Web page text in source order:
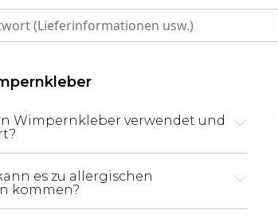
Wimpernkleber verwendet und
es zu allergischen
kommen?